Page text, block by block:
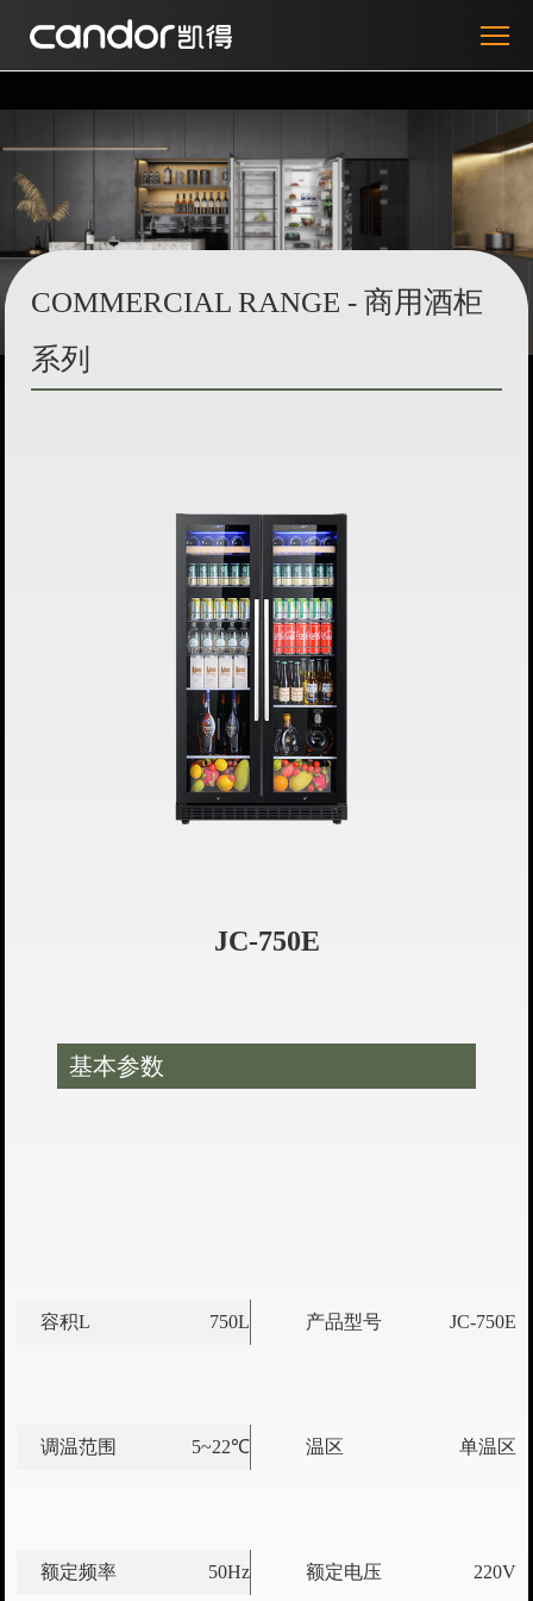
COMMERCIAL RANGE - 商用酒柜
系列
JC-750E
基本参数
产品型号 JC-750E
容积L 750L
温区 单温区
调温范围 5~22℃
额定电压 220V
额定频率 50Hz